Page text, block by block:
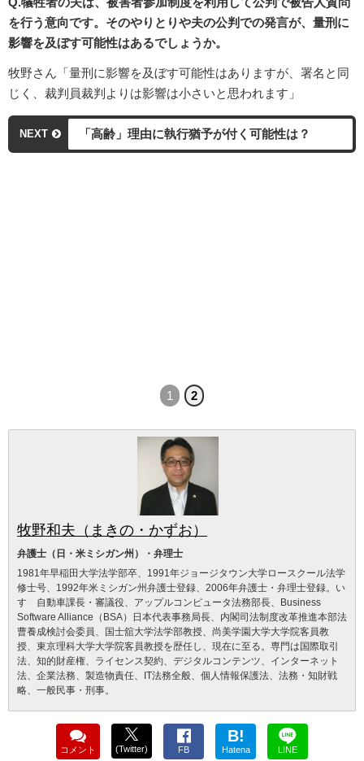
を行う意向です。そのやりとりや夫の公判での発言が、量刑に
影響を及ぼす可能性はあるでしょうか。
牧野さん「量刑に影響を及ぼす可能性はありますが、署名と同
じく、裁判員裁判よりは影響は小さいと思われます」
NEXT 「高齢」理由に執行猶予が付く可能性は？
1 2
牧野和夫（まきの・かずお）
弁護士（日・米ミシガン州）・弁理士
1981年早稲田大学法学部卒、1991年ジョージタウン大学ロースクール法学
修士号、1992年米ミシガン州弁護士登録、2006年弁護士・弁理士登録。い
すゞ自動車課長・審議役、アップルコンピュータ法務部長、Business
Software Alliance（BSA）日本代表事務局長、内閣司法制度改革推進本部法
曹養成検討会委員、国士舘大学法学部教授、尚美学園大学大学院客員教
授、東京理科大学大学院客員教授を歴任し、現在に至る。専門は国際取引
法、知的財産権、ライセンス契約、デジタルコンテンツ、インターネット
法、企業法務、製造物責任、IT法務全般、個人情報保護法、法務・知財戦
略、一般民事・刑事。
コメント (Twitter) FB
B!
Hatena LINE